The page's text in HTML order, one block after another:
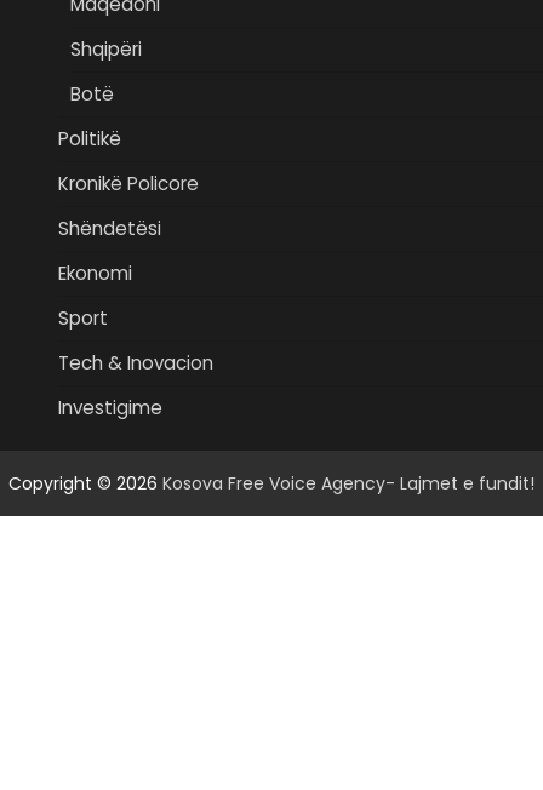
Shqipëri
Botë
Politikë
Kronikë Policore
Shëndetësi
Ekonomi
Sport
Tech & Inovacion
Investigime